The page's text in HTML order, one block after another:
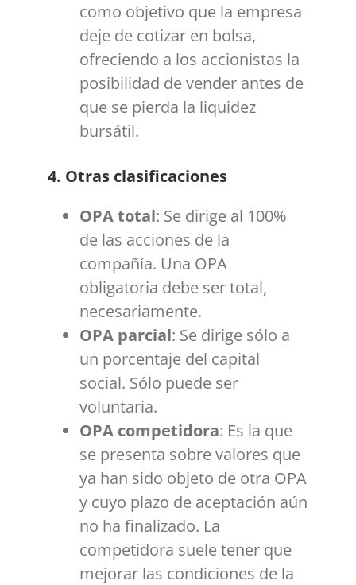
como objetivo que la empresa
deje de cotizar en bolsa,
ofreciendo a los accionistas la
posibilidad de vender antes de
que se pierda la liquidez
bursátil.
4. Otras clasificaciones
OPA total: Se dirige al 100%
de las acciones de la
compañía. Una OPA
obligatoria debe ser total,
necesariamente.
OPA parcial: Se dirige sólo a
un porcentaje del capital
social. Sólo puede ser
voluntaria.
OPA competidora: Es la que
se presenta sobre valores que
ya han sido objeto de otra OPA
y cuyo plazo de aceptación aún
no ha finalizado. La
competidora suele tener que
mejorar las condiciones de la